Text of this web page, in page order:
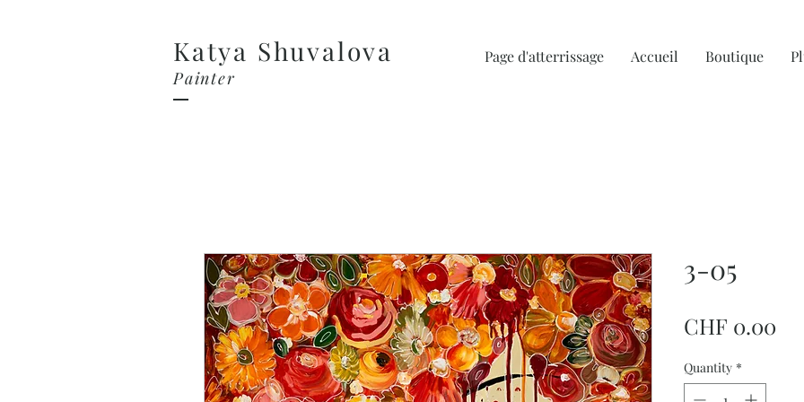
Page d'atterrissage Accueil Boutique
Katya Shuvalova
Painter
3-05
CHF 0.00
Quantity *